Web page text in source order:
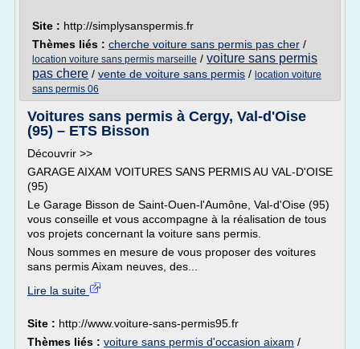
Site : http://simplysanspermis.fr
Thèmes liés : cherche voiture sans permis pas cher /
location voiture sans permis marseille / voiture sans permis
pas chere / vente de voiture sans permis / location voiture
sans permis 06
Voitures sans permis à Cergy, Val-d'Oise
(95) – ETS Bisson
Découvrir >>
GARAGE AIXAM VOITURES SANS PERMIS AU VAL-D'OISE
(95)
Le Garage Bisson de Saint-Ouen-l'Aumône, Val-d'Oise (95)
vous conseille et vous accompagne à la réalisation de tous
vos projets concernant la voiture sans permis.
Nous sommes en mesure de vous proposer des voitures
sans permis Aixam neuves, des...
Lire la suite
Site : http://www.voiture-sans-permis95.fr
Thèmes liés : voiture sans permis d'occasion aixam /